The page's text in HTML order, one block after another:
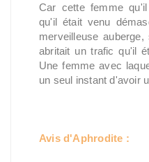
Car cette femme
qu'il était venu
merveilleuse
abritait un trafic qu'il
Une femme avec
un seul instant d'avoir
Avis d'Aphrodite :